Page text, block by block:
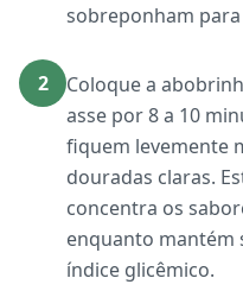
sobreponham
2
Coloque a
asse por 8 a 10
fiquem levemente
douradas claras.
concentra os
enquanto mantém
índice glicêmico.